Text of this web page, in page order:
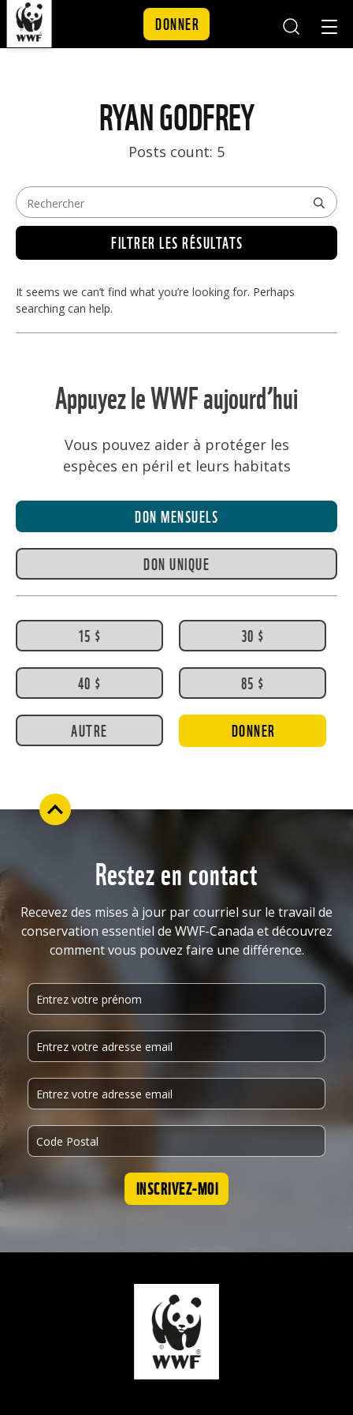
DONNER
RYAN GODFREY
Posts count: 5
FILTRER LES RÉSULTATS
It seems we can’t find what you’re looking for. Perhaps
searching can help.
Appuyez le WWF aujourd’hui
Vous pouvez aider à protéger les
espèces en péril et leurs habitats
DON MENSUELS
DON UNIQUE
15 $ 30 $
40 $ 85 $
AUTRE DONNER
Restez en contact
Recevez des mises à jour par courriel sur le travail de
conservation essentiel de WWF-Canada et découvrez
comment vous pouvez faire une différence.
INSCRIVEZ-MOI